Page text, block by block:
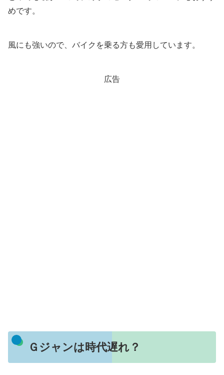
めです。
風にも強いので、バイクを乗る方も愛用しています。
広告
Ｇジャンは時代遅れ？